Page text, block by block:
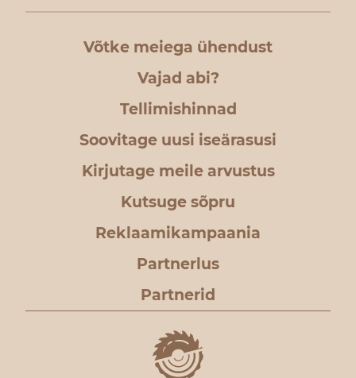
Võtke meiega ühendust
Vajad abi?
Tellimishinnad
Soovitage uusi iseärasusi
Kirjutage meile arvustus
Kutsuge sõpru
Reklaamikampaania
Partnerlus
Partnerid